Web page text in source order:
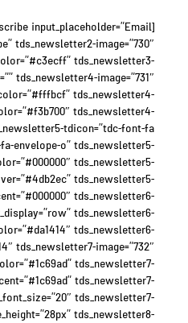
input_placeholder=”Email
tds_newsletter2-image=”730″
tds_newsletter3-
tds_newsletter4-image=”731″
tds_newsletter4-
tds_newsletter4-
tdicon=”tdc-font-fa
envelope-o” tds_newsletter5-
tds_newsletter5-
tds_newsletter5-
tds_newsletter6-
tds_newsletter6-
tds_newsletter6-
tds_newsletter7-image=”732″
tds_newsletter7-
tds_newsletter7-
tds_newsletter7-
tds_newsletter8-